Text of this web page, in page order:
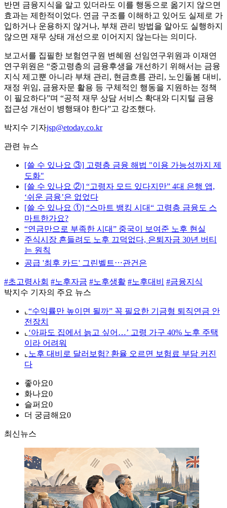
반면 금융지식을 알고 있더라도 이를 행동으로 옮기지 않으면
효과는 제한적이었다. 연금 구조를 이해하고 있어도 실제로 가
입하거나 운용하지 않거나, 부채 관리 방법을 알아도 실행하지
않으면 재무 상태 개선으로 이어지지 않는다는 의미다.
보고서를 집필한 보험연구원 변혜원 선임연구위원과 이재연
연구위원은 “중고령층의 금융후생을 개선하기 위해서는 금융
지식 제고뿐 아니라 부채 관리, 현금흐름 관리, 노인돌봄 대비,
재정 위임, 금융자문 활용 등 구체적인 행동을 지원하는 정책
이 필요하다”며 “공적 재무 상담 서비스 확대와 디지털 금융
접근성 개선이 병행돼야 한다”고 강조했다.
박지수 기자jsp@etoday.co.kr
관련 뉴스
[쓸 수 있나요 ③] 고령층 금융 해법 "이용 가능성까지 제
도화"
[쓸 수 있나요 ②] “고령자 모드 있다지만” 4대 은행 앱,
‘쉬운 금융’은 없었다
[쓸 수 있나요 ①] “스마트 뱅킹 시대“ 고령층 금융도 스
마트한가요?
“연금만으로 부족한 시대” 중국이 보여준 노후 현실
주식시장 흔들려도 노후 끄덕없다, 은퇴자금 30년 버티
는 원칙
공급 '최후 카드' 그린벨트⋯관건은
#초고령사회 #노후자금 #노후생활 #노후대비
#금융지식
박지수 기자의 주요 뉴스
⌞ “수익률만 높이면 될까” 꼭 필요한 기금형 퇴직연금 안
전장치
⌞ ‘아파도 집에서 늙고 싶어…’ 고령 가구 40% 노후 주택
이라 어려워
⌞ 노후 대비로 달러보험? 환율 오르면 보험료 부담 커진
다
좋아요0
화나요0
슬퍼요0
더 궁금해요0
최신뉴스